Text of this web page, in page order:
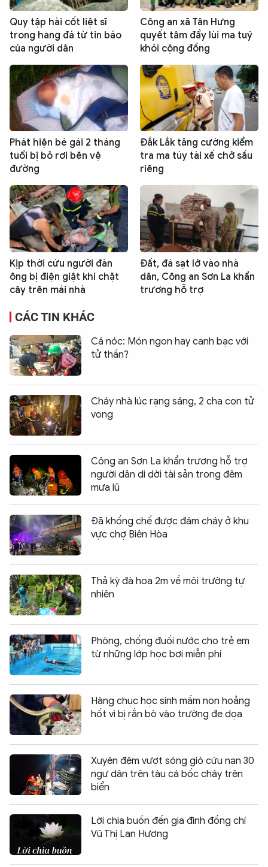
Quy tập hài cốt liệt sĩ
trong hang đá từ tin báo
của người dân
Công an xã Tân Hưng
quyết tâm đẩy lùi ma tuý
khỏi cộng đồng
Phát hiện bé gái 2 tháng
tuổi bị bỏ rơi bên vệ
đường
Đắk Lắk tăng cường kiểm
tra ma túy tài xế chở sầu
riêng
Kịp thời cứu người đàn
ông bị điện giật khi chặt
cây trên mái nhà
Đất, đá sạt lở vào nhà
dân, Công an Sơn La khẩn
trương hỗ trợ
CÁC TIN KHÁC
Cá nóc: Món ngon hay canh bạc với
tử thần?
Cháy nhà lúc rạng sáng, 2 cha con tử
vong
Công an Sơn La khẩn trương hỗ trợ
người dân di dời tài sản trong đêm
mưa lũ
Đã khống chế được đám cháy ở khu
vực chợ Biên Hòa
Thả kỳ đà hoa 2m về môi trường tự
nhiên
Phòng, chống đuối nước cho trẻ em
từ những lớp học bơi miễn phí
Hàng chục học sinh mầm non hoảng
hốt vì bị rắn bò vào trường đe dọa
Xuyên đêm vượt sóng gió cứu nạn 30
ngư dân trên tàu cá bốc cháy trên
biển
Lời chia buồn đến gia đình đồng chí
Vũ Thị Lan Hương